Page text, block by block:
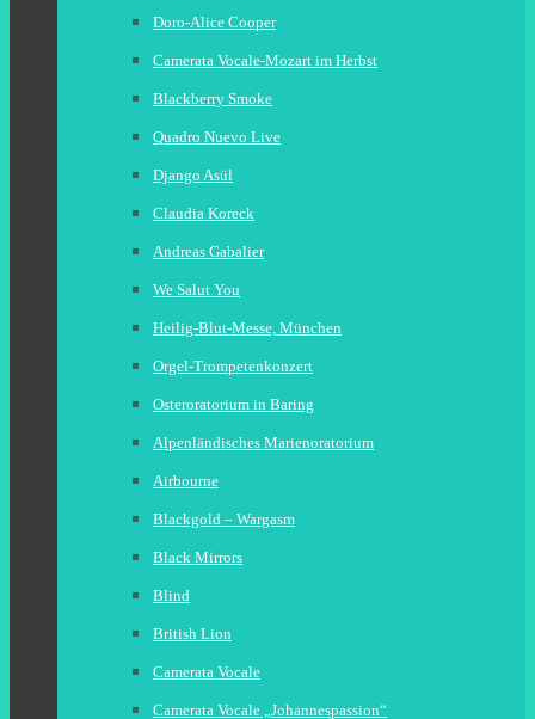
Doro-Alice Cooper
Camerata Vocale-Mozart im Herbst
Blackberry Smoke
Quadro Nuevo Live
Django Asül
Claudia Koreck
Andreas Gabalier
We Salut You
Heilig-Blut-Messe, München
Orgel-Trompetenkonzert
Osteroratorium in Baring
Alpenländisches Marienoratorium
Airbourne
Blackgold – Wargasm
Black Mirrors
Blind
British Lion
Camerata Vocale
Camerata Vocale „Johannespassion“